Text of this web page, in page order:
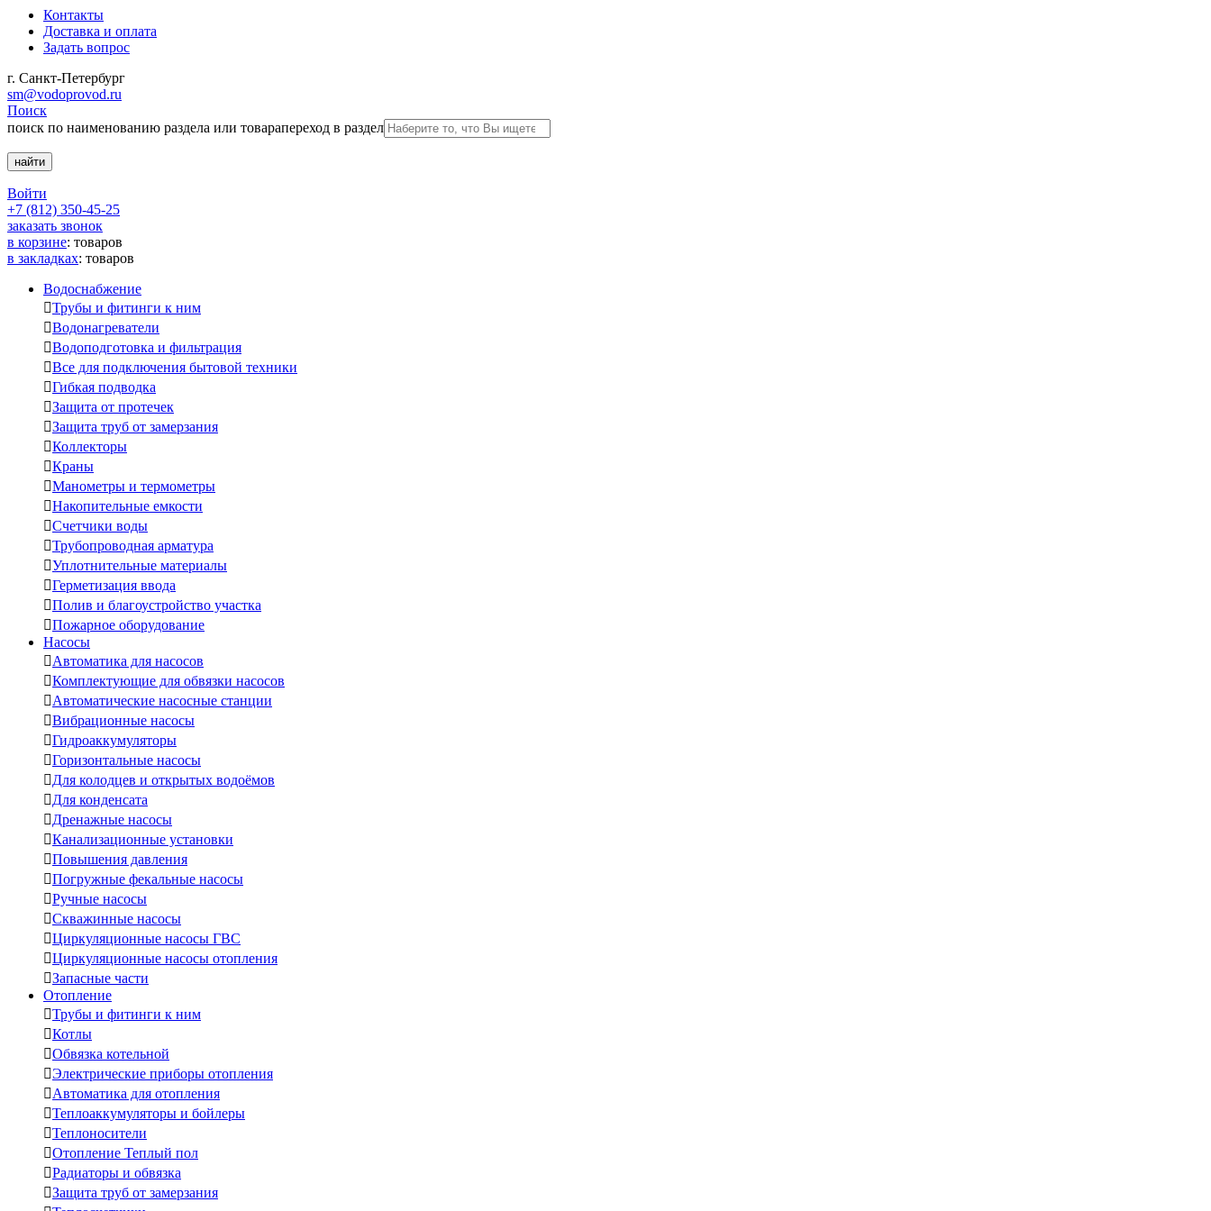
Контакты
Доставка и оплата
Задать вопрос
г. Санкт-Петербург
sm@vodoprovod.ru
Поиск
поиск по наименованию раздела или товарапереход в раздел
Войти
+7 (812) 350-45-25
заказать звонок
в корзине: товаров
в закладках: товаров
Водоснабжение
Трубы и фитинги к ним
Водонагреватели
Водоподготовка и фильтрация
Все для подключения бытовой техники
Гибкая подводка
Защита от протечек
Защита труб от замерзания
Коллекторы
Краны
Манометры и термометры
Накопительные емкости
Счетчики воды
Трубопроводная арматура
Уплотнительные материалы
Герметизация ввода
Полив и благоустройство участка
Пожарное оборудование
Насосы
Автоматика для насосов
Комплектующие для обвязки насосов
Автоматические насосные станции
Вибрационные насосы
Гидроаккумуляторы
Горизонтальные насосы
Для колодцев и открытых водоёмов
Для конденсата
Дренажные насосы
Канализационные установки
Повышения давления
Погружные фекальные насосы
Ручные насосы
Скважинные насосы
Циркуляционные насосы ГВС
Циркуляционные насосы отопления
Запасные части
Отопление
Трубы и фитинги к ним
Котлы
Обвязка котельной
Электрические приборы отопления
Автоматика для отопления
Теплоаккумуляторы и бойлеры
Теплоносители
Отопление Теплый пол
Радиаторы и обвязка
Защита труб от замерзания